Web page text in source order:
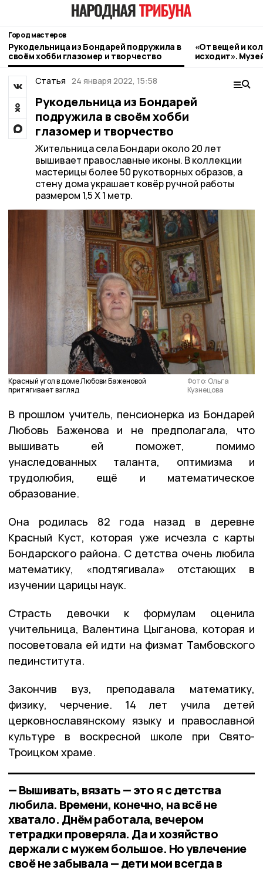
Город мастеров
Рукодельница из Бондарей подружила в
своём хобби глазомер и творчество
«От вещей и
исходит».
устроила у
Статья 24 января 2022, 15:58
Рукодельница из Бондарей
подружила в своём хобби
глазомер и творчество
Жительница села Бондари около 20 лет
вышивает православные иконы. В коллекции
мастерицы более 50 рукотворных образов, а
стену дома украшает ковёр ручной работы
размером 1,5 Х 1 метр.
Красный угол в доме Любови Баженовой
притягивает взгляд
Фото: Ольга
Кузнецова
В прошлом учитель, пенсионерка из Бондарей
Любовь Баженова и не предполагала, что
вышивать ей поможет, помимо
унаследованных таланта, оптимизма и
трудолюбия, ещё и математическое
образование.
Она родилась 82 года назад в деревне
Красный Куст, которая уже исчезла с карты
Бондарского района. С детства очень любила
математику, «подтягивала» отстающих в
изучении царицы наук.
Страсть девочки к формулам оценила
учительница, Валентина Цыганова, которая и
посоветовала ей идти на физмат Тамбовского
пединститута.
Закончив вуз, преподавала математику,
физику, черчение. 14 лет учила детей
церковнославянскому языку и православной
культуре в воскресной школе при Свято-
Троицком храме.
— Вышивать, вязать — это я с детства
любила. Времени, конечно, на всё не
хватало. Днём работала, вечером
тетрадки проверяла. Да и хозяйство
держали с мужем большое. Но увлечение
своё не забывала — дети мои всегда в